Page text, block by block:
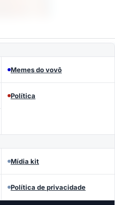
Memes do vovô
Política
Mídia kit
Política de privacidade